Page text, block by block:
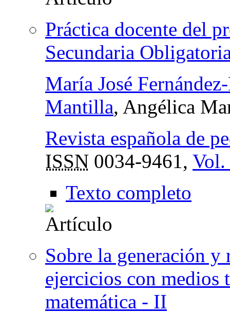
Práctica docente del
Secundaria
María José
Mantilla, Angélica
Revista española de
ISSN 0034-9461, Vol.
Texto completo
Sobre la generación y
ejercicios con medios
matemática - II